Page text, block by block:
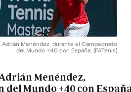
Adrián Menéndez, durante el Campeonato
del Mundo +40 con España. (FATenis)
Menéndez,
del Mundo +40 con